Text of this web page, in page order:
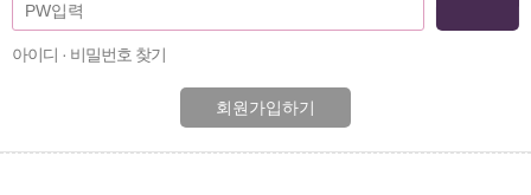
아이디 · 비밀번호 찾기
회원가입하기